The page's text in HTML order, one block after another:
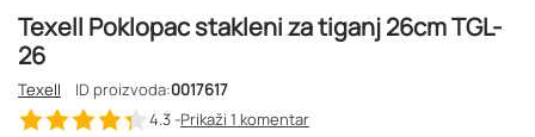
Texell Poklopac stakleni za tiganj 26cm TGL-
26
Texell ID proizvoda:0017617
4.3 -Prikaži 1 komentar